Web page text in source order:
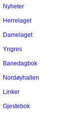
Nyheter
Herrelaget
Damelaget
Yngres
Banedagbok
Nordøyhallen
Linker
Gjestebok